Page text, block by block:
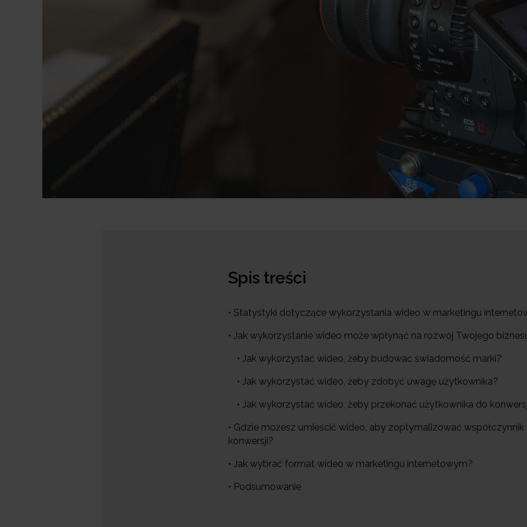
Spis treści
• Statystyki dotyczące wykorzystania wideo w marketingu
• Jak wykorzystanie wideo może wpłynąć na rozwój Twojego
• Jak wykorzystać wideo, żeby budować świadomość marki?
• Jak wykorzystać wideo, żeby zdobyć uwagę użytkownika?
• Jak wykorzystać wideo, żeby przekonać użytkownika do
• Gdzie możesz umieścić wideo, aby zoptymalizować współczynnik
konwersji?
• Jak wybrać format wideo w marketingu internetowym?
• Podsumowanie